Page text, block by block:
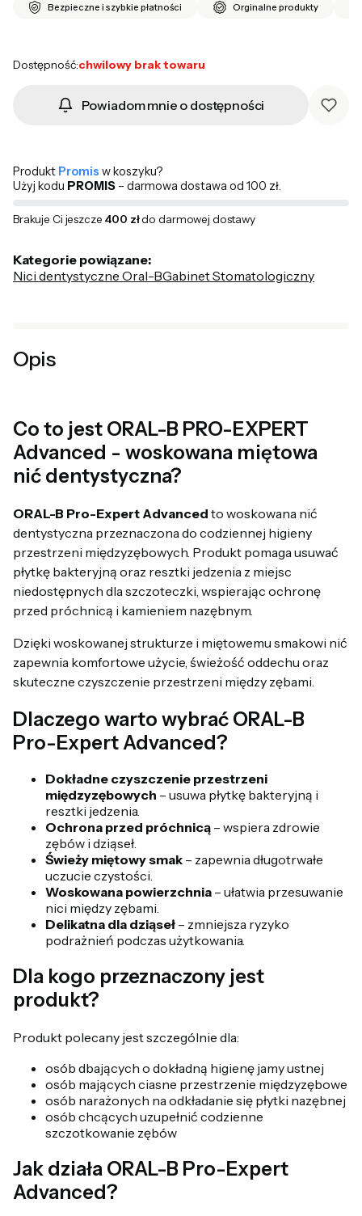
Bezpieczne i szybkie płatności Orginalne produkty
Dostępność:chwilowy brak towaru
Powiadom mnie o dostępności
Produkt Promis w koszyku?
Użyj kodu PROMIS – darmowa dostawa od 100 zł.
Brakuje Ci jeszcze 400 złdo darmowej dostawy
Kategorie powiązane:
Nici dentystyczne Oral-BGabinet Stomatologiczny
Opis
Co to jest ORAL-B PRO-EXPERT
Advanced - woskowana miętowa
nić dentystyczna?
ORAL-B Pro-Expert Advanced to woskowana nić
dentystyczna przeznaczona do codziennej higieny
przestrzeni międzyzębowych. Produkt pomaga usuwać
płytkę bakteryjną oraz resztki jedzenia z miejsc
niedostępnych dla szczoteczki, wspierając ochronę
przed próchnicą i kamieniem nazębnym.
Dzięki woskowanej strukturze i miętowemu smakowi nić
zapewnia komfortowe użycie, świeżość oddechu oraz
skuteczne czyszczenie przestrzeni między zębami.
Dlaczego warto wybrać ORAL-B
Pro-Expert Advanced?
Dokładne czyszczenie przestrzeni
międzyzębowych – usuwa płytkę bakteryjną i
resztki jedzenia.
Ochrona przed próchnicą – wspiera zdrowie
zębów i dziąseł.
Świeży miętowy smak – zapewnia długotrwałe
uczucie czystości.
Woskowana powierzchnia – ułatwia przesuwanie
nici między zębami.
Delikatna dla dziąseł – zmniejsza ryzyko
podrażnień podczas użytkowania.
Dla kogo przeznaczony jest
produkt?
Produkt polecany jest szczególnie dla:
osób dbających o dokładną higienę jamy ustnej
osób mających ciasne przestrzenie międzyzębowe
osób narażonych na odkładanie się płytki nazębnej
osób chcących uzupełnić codzienne
szczotkowanie zębów
Jak działa ORAL-B Pro-Expert
Advanced?